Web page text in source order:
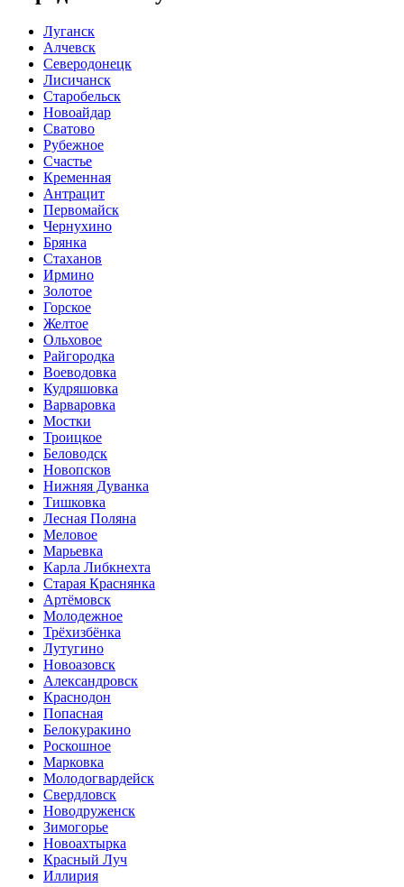
Луганск
Алчевск
Северодонецк
Лисичанск
Старобельск
Новоайдар
Сватово
Рубежное
Счастье
Кременная
Антрацит
Первомайск
Чернухино
Брянка
Стаханов
Ирмино
Золотое
Горское
Желтое
Ольховое
Райгородка
Воеводовка
Кудряшовка
Варваровка
Мостки
Троицкое
Беловодск
Новопсков
Нижняя Дуванка
Тишковка
Лесная Поляна
Меловое
Марьевка
Карла Либкнехта
Старая Краснянка
Артёмовск
Молодежное
Трёхизбёнка
Лутугино
Новоазовск
Александровск
Краснодон
Попасная
Белокуракино
Роскошное
Марковка
Молодогвардейск
Свердловск
Новодруженск
Зимогорье
Новоахтырка
Красный Луч
Иллирия